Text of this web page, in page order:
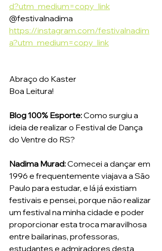
d?utm_medium=copy_link
@festivalnadima
https://instagram.com/festivalnadim
a?utm_medium=copy_link
Abraço do Kaster
Boa Leitura!
Blog 100% Esporte: Como surgiu a
ideia de realizar o Festival de Dança
do Ventre do RS?
Nadima Murad: Comecei a dançar em
1996 e frequentemente viajava a São
Paulo para estudar, e lá já existiam
festivais e pensei, porque não realizar
um festival na minha cidade e poder
proporcionar esta troca maravilhosa
entre bailarinas, professoras,
estudantes e admiradores desta